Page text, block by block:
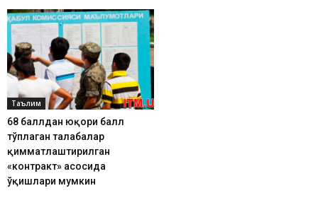
Таълим
68 баллдан юқори балл
тўплаган талабалар
қимматлаштирилган
«контракт» асосида
ўқишлари мумкин